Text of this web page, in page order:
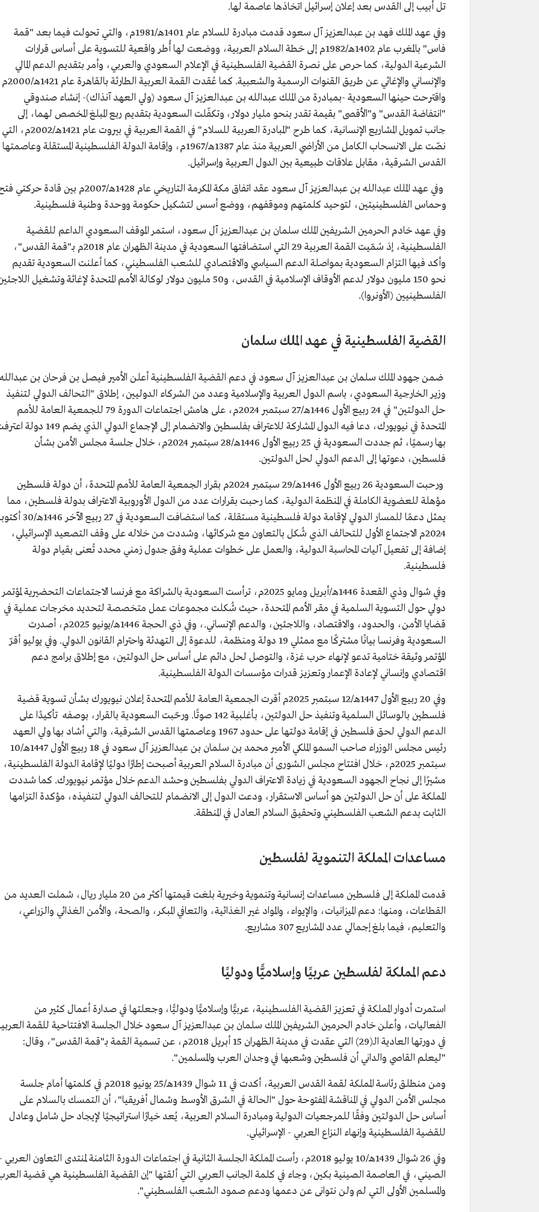
تل أبيب إلى القدس بعد إعلان إسرائيل اتخاذها عاصمة لها.
وفي عهد الملك فهد بن عبدالعزيز آل سعود قدمت مبادرة للسلام عام 1401هـ/1981م، والتي تحولت فيما بعد "قمة
فاس" بالمغرب عام 1402هـ/1982م إلى خطة السلام العربية، ووضعت لها أُطر واقعية للتسوية على أساس قرارات
الشرعية الدولية، كما حرص على نصرة القضية الفلسطينية في الإعلام السعودي والعربي، وأمر بتقديم الدعم المالي
والإنساني والإغاثي عن طريق القنوات الرسمية والشعبية.
واقترحت حينها السعودية -بمبادرة من الملك عبدالله بن عبدالعزيز آل سعود (ولي العهد آنذاك)- إنشاء صندوقي
"انتفاضة القدس" و"الأقصى" بقيمة تقدر بنحو مليار دولار، وتكفّلت السعودية بتقديم ربع المبلغ المخصص لهما، إلى
جانب تمويل المشاريع الإنسانية، كما طرح "المبادرة العربية للسلام" في القمة العربية في بيروت عام 1421هـ/2002م، التي
نصّت على الانسحاب الكامل من الأراضي العربية منذ عام 1387هـ/1967م، وإقامة الدولة الفلسطينية المستقلة وعاصمتها
القدس الشرقية، مقابل علاقات طبيعية بين الدول العربية وإسرائيل.
وفي عهد الملك عبدالله بن عبدالعزيز آل سعود عقد اتفاق مكة المكرمة التاريخي عام 1428هـ/2007م بين قادة
وحماس الفلسطينيتين، لتوحيد كلمتهم وموقفهم، ووضع أسس لتشكيل حكومة ووحدة وطنية فلسطينية.
وفي عهد خادم الحرمين الشريفين الملك سلمان بن عبدالعزيز آل سعود، استمر الموقف السعودي الداعم للقضية
الفلسطينية، إذ سُمّيت القمة العربية 29 التي استضافتها السعودية في مدينة الظهران عام 2018م بـ"قمة القدس"،
وأكد فيها التزام السعودية بمواصلة الدعم السياسي والاقتصادي للشعب الفلسطيني، كما أعلنت السعودية تقديم
نحو 150 مليون دولار لدعم الأوقاف الإسلامية في القدس، و50 مليون دولار لوكالة الأمم المتحدة لإغاثة وتشغيل
الفلسطينيين (الأونروا).
القضية الفلسطينية في عهد الملك سلمان
ضمن جهود الملك سلمان بن عبدالعزيز آل سعود في دعم القضية الفلسطينية أعلن الأمير فيصل بن فرحان بن عبدالله
وزير الخارجية السعودي، باسم الدول العربية والإسلامية وعدد من الشركاء الدوليين، إطلاق "التحالف الدولي لتنفيذ
حل الدولتين" في 24 ربيع الأول 1446هـ/27 سبتمبر 2024م، على هامش اجتماعات الدورة 79 للجمعية العامة للأمم
المتحدة في نيويورك، دعا فيه الدول المشاركة للاعتراف بفلسطين والانضمام إلى الإجماع الدولي الذي يضم
بها رسميًا، ثم جددت السعودية في 25 ربيع الأول 1446هـ/28 سبتمبر 2024م، خلال جلسة مجلس الأمن بشأن
فلسطين، دعوتها إلى الدعم الدولي لحل الدولتين.
ورحبت السعودية 26 ربيع الأول 1446هـ/29 سبتمبر 2024م بقرار الجمعية العامة للأمم المتحدة، أن دولة فلسطين
مؤهلة للعضوية الكاملة في المنظمة الدولية، كما رحبت بقرارات عدد من الدول الأوروبية الاعتراف بدولة فلسطين، مما
يمثل دعمًا للمسار الدولي لإقامة دولة فلسطينية مستقلة، كما استضافت السعودية في 27
2024م الاجتماع الأول للتحالف الذي شُكل بالتعاون مع شركائها، وشددت من خلاله على وقف التصعيد الإسرائيلي،
إضافة إلى تفعيل آليات المحاسبة الدولية، والعمل على خطوات عملية وفق جدول زمني محدد تُعنى بقيام دولة
فلسطينية.
وفي شوال وذي القعدة 1446هـ/أبريل ومايو 2025م، ترأست السعودية بالشراكة مع فرنسا الاجتماعات التحضيرية لمؤتمر
دولي حول التسوية السلمية في مقر الأمم المتحدة، حيث شُكلت مجموعات عمل متخصصة لتحديد مخرجات عملية في
قضايا الأمن، والحدود، والاقتصاد، واللاجئين، والدعم الإنساني.، وفي ذي الحجة 1446هـ/يونيو 2025م، أصدرت
السعودية وفرنسا بيانًا مشتركًا مع ممثلي 19 دولة ومنظمة، للدعوة إلى التهدئة واحترام القانون الدولي. وفي يوليو أقرّ
المؤتمر وثيقة ختامية تدعو لإنهاء حرب غزة، والتوصل لحل دائم على أساس حل الدولتين، مع إطلاق برامج دعم
اقتصادي وإنساني لإعادة الإعمار وتعزيز قدرات مؤسسات الدولة الفلسطينية.
وفي 20 ربيع الأول 1447هـ/12 سبتمبر 2025م أقرت الجمعية العامة للأمم المتحدة إعلان نيويورك بشأن تسوية قضية
فلسطين بالوسائل السلمية وتنفيذ حل الدولتين، بأغلبية 142 صوتًا. ورحّبت السعودية بالقرار، بوصفه تأكيدًا على
الدعم الدولي لحق فلسطين في إقامة دولتها على حدود 1967 وعاصمتها القدس الشرقية، والتي أشاد بها ولي العهد
رئيس مجلس الوزراء صاحب السمو الملكي الأمير محمد بن سلمان بن عبدالعزيز آل سعود في 18 ربيع الأول 1447هـ/10
سبتمبر 2025م، خلال افتتاح مجلس الشورى أن مبادرة السلام العربية أصبحت إطارًا دوليًا لإقامة الدولة الفلسطينية،
مشيرًا إلى نجاح الجهود السعودية في زيادة الاعتراف الدولي بفلسطين وحشد الدعم خلال مؤتمر نيويورك. كما شددت
المملكة على أن حل الدولتين هو أساس الاستقرار، ودعت الدول إلى الانضمام للتحالف الدولي لتنفيذه، مؤكدة التزامها
الثابت بدعم الشعب الفلسطيني وتحقيق السلام العادل في المنطقة.
مساعدات المملكة التنموية لفلسطين
قدمت المملكة إلى فلسطين مساعدات إنسانية وتنموية وخيرية بلغت قيمتها أكثر من 20 مليار ريال، شملت العديد من
القطاعات، ومنها: دعم الميزانيات، والإيواء، والمواد غير الغذائية، والتعافي المبكر، والصحة، والأمن الغذائي والزراعي،
والتعليم، فيما بلغ إجمالي عدد المشاريع 307 مشاريع.
دعم المملكة لفلسطين عربيًا وإسلاميًّا ودوليًا
استمرت أدوار المملكة في تعزيز القضية الفلسطينية، عربيًّا وإسلاميًّا ودوليًّا، وجعلتها في صدارة أعمال كثير من
الفعاليات، وأعلن خادم الحرمين الشريفين الملك سلمان بن عبدالعزيز آل سعود خلال الجلسة الافتتاحية للقمة
في دورتها العادية الـ(29) التي عقدت في مدينة الظهران 15 أبريل 2018م، عن تسمية القمة بـ"قمة القدس"، وقال:
"ليعلم القاصي والداني أن فلسطين وشعبها في وجدان العرب والمسلمين".
ومن منطلق رئاسة المملكة لقمة القدس العربية، أكدت في 11 شوال 1439هـ/25 يونيو 2018م في كلمتها أمام جلسة
مجلس الأمن الدولي في المناقشة المفتوحة حول "الحالة في الشرق الأوسط وشمال أفريقيا"، أن التمسك بالسلام على
أساس حل الدولتين وفقًا للمرجعيات الدولية ومبادرة السلام العربية، يُعد خيارًا استراتيجيًا لإيجاد حل شامل وعادل
للقضية الفلسطينية وإنهاء النزاع العربي - الإسرائيلي.
وفي 26 شوال 1439هـ/10 يوليو 2018م، رأست المملكة الجلسة الثانية في اجتماعات الدورة الثامنة لمنتدى التعاون العربي
الصيني، في العاصمة الصينية بكين، وجاء في كلمة الجانب العربي التي ألقتها "إن القضية الفلسطينية هي قضية
والمسلمين الأولى التي لم ولن نتوانى عن دعمها ودعم صمود الشعب الفلسطيني".